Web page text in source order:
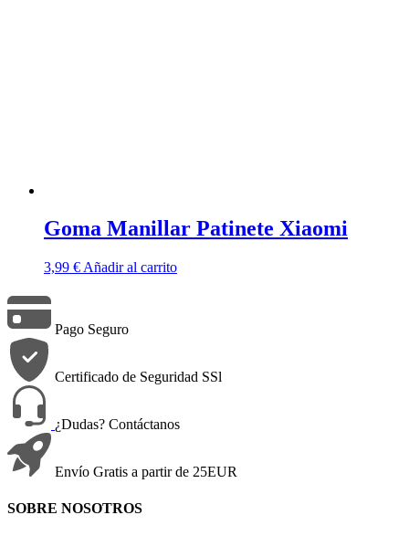
Goma Manillar Patinete Xiaomi
3,99 € Añadir al carrito
Pago Seguro
Certificado de Seguridad SSl
¿Dudas? Contáctanos
Envío Gratis a partir de 25EUR
SOBRE NOSOTROS